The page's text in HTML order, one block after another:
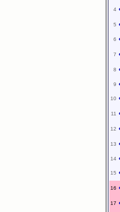
4
5
6
7
8
9
10
11
12
13
14
15
16
17